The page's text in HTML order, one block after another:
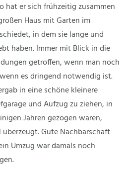
hat er sich frühzeitig zusammen
Haus mit Garten im
in dem sie lange und
haben. Immer mit Blick in die
getroffen, wenn man noch
es dringend notwendig ist.
in eine schöne kleinere
und Aufzug zu ziehen, in
Jahren gezogen waren,
Gute Nachbarschaft
Umzug war damals noch